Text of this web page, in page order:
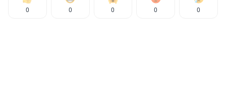
0 0 0 0 0